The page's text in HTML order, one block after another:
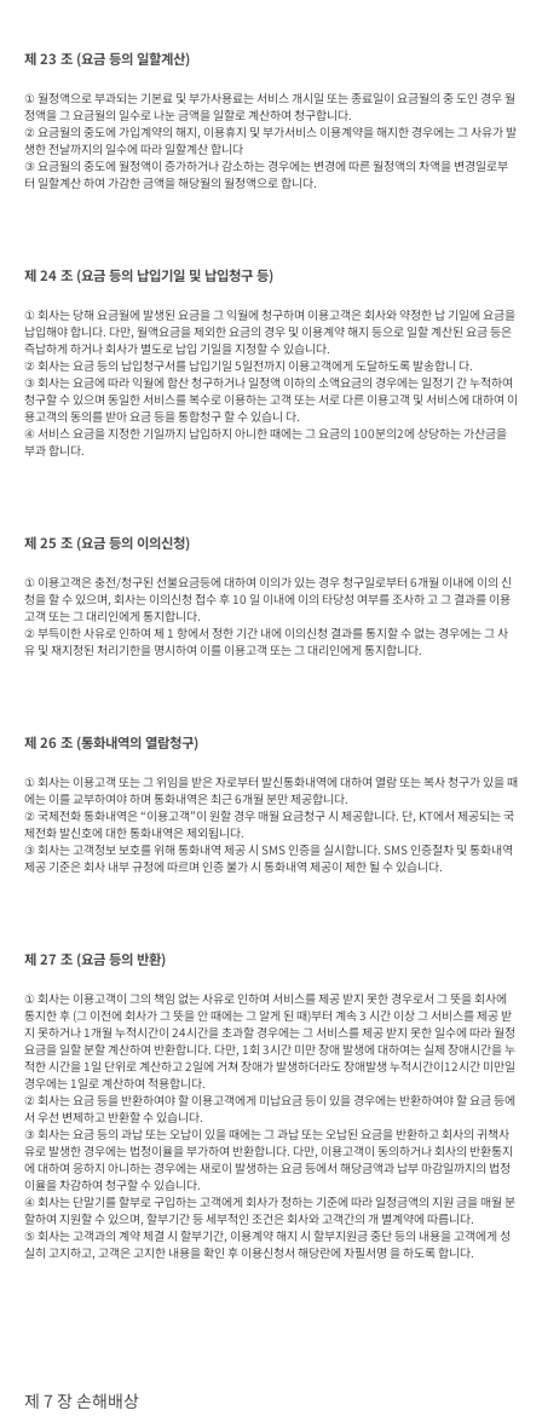
제 23 조 (요금 등의 일할계산)
① 월정액으로 부과되는 기본료 및 부가사용료는 서비스 개시일 또는 종료일이 요금월의 중 도인 경우 월
정액을 그 요금월의 일수로 나눈 금액을 일할로 계산하여 청구합니다.
② 요금월의 중도에 가입계약의 해지, 이용휴지 및 부가서비스 이용계약을 해지한 경우에는 그 사유가 발
생한 전날까지의 일수에 따라 일할계산 합니다
③ 요금월의 중도에 월정액이 증가하거나 감소하는 경우에는 변경에 따른 월정액의 차액을 변경일로부
터 일할계산 하여 가감한 금액을 해당월의 월정액으로 합니다.
제 24 조 (요금 등의 납입기일 및 납입청구 등)
① 회사는 당해 요금월에 발생된 요금을 그 익월에 청구하며 이용고객은 회사와 약정한 납 기일에 요금을
납입해야 합니다. 다만, 월액요금을 제외한 요금의 경우 및 이용계약 해지 등으로 일할 계산된 요금 등은
즉납하게 하거나 회사가 별도로 납입 기일을 지정할 수 있습니다.
② 회사는 요금 등의 납입청구서를 납입기일 5일전까지 이용고객에게 도달하도록 발송합니 다.
③ 회사는 요금에 따라 익월에 합산 청구하거나 일정액 이하의 소액요금의 경우에는 일정기 간 누적하여
청구할 수 있으며 동일한 서비스를 복수로 이용하는 고객 또는 서로 다른 이용고객 및 서비스에 대하여 이
용고객의 동의를 받아 요금 등을 통합청구 할 수 있습니 다.
④ 서비스 요금을 지정한 기일까지 납입하지 아니한 때에는 그 요금의 100분의2에 상당하는 가산금을
부과 합니다.
제 25 조 (요금 등의 이의신청)
① 이용고객은 충전/청구된 선불요금등에 대하여 이의가 있는 경우 청구일로부터 6개월 이내에 이의 신
청을 할 수 있으며, 회사는 이의신청 접수 후 10 일 이내에 이의 타당성 여부를 조사하 고 그 결과를 이용
고객 또는 그 대리인에게 통지합니다.
② 부득이한 사유로 인하여 제 1 항에서 정한 기간 내에 이의신청 결과를 통지할 수 없는 경우에는 그 사
유 및 재지정된 처리기한을 명시하여 이를 이용고객 또는 그 대리인에게 통지합니다.
제 26 조 (통화내역의 열람청구)
① 회사는 이용고객 또는 그 위임을 받은 자로부터 발신통화내역에 대하여 열람 또는 복사 청구가 있을 때
에는 이를 교부하여야 하며 통화내역은 최근 6개월 분만 제공합니다.
② 국제전화 통화내역은 “이용고객”이 원할 경우 매월 요금청구 시 제공합니다. 단, KT에서 제공되는 국
제전화 발신호에 대한 통화내역은 제외됩니다.
③ 회사는 고객정보 보호를 위해 통화내역 제공 시 SMS 인증을 실시합니다. SMS 인증절차 및 통화내역
제공 기준은 회사 내부 규정에 따르며 인증 불가 시 통화내역 제공이 제한 될 수 있습니다.
제 27 조 (요금 등의 반환)
① 회사는 이용고객이 그의 책임 없는 사유로 인하여 서비스를 제공 받지 못한 경우로서 그 뜻을 회사에
통지한 후 (그 이전에 회사가 그 뜻을 안 때에는 그 알게 된 때)부터 계속 3 시간 이상 그 서비스를 제공 받
지 못하거나 1개월 누적시간이 24시간을 초과할 경우에는 그 서비스를 제공 받지 못한 일수에 따라 월정
요금을 일할 분할 계산하여 반환합니다. 다만, 1회 3시간 미만 장애 발생에 대하여는 실제 장애시간을 누
적한 시간을 1일 단위로 계산하고 2일에 거쳐 장애가 발생하더라도 장애발생 누적시간이12시간 미만일
경우에는 1일로 계산하여 적용합니다.
② 회사는 요금 등을 반환하여야 할 이용고객에게 미납요금 등이 있을 경우에는 반환하여야 할 요금 등에
서 우선 변제하고 반환할 수 있습니다.
③ 회사는 요금 등의 과납 또는 오납이 있을 때에는 그 과납 또는 오납된 요금을 반환하고 회사의 귀책사
유로 발생한 경우에는 법정이율을 부가하여 반환합니다. 다만, 이용고객이 동의하거나 회사의 반환통지
에 대하여 응하지 아니하는 경우에는 새로이 발생하는 요금 등에서 해당금액과 납부 마감일까지의 법정
이율을 차감하여 청구할 수 있습니다.
④ 회사는 단말기를 할부로 구입하는 고객에게 회사가 정하는 기준에 따라 일정금액의 지원 금을 매월 분
할하여 지원할 수 있으며, 할부기간 등 세부적인 조건은 회사와 고객간의 개 별계약에 따릅니다.
⑤ 회사는 고객과의 계약 체결 시 할부기간, 이용계약 해지 시 할부지원금 중단 등의 내용을 고객에게 성
실히 고지하고, 고객은 고지한 내용을 확인 후 이용신청서 해당란에 자필서명 을 하도록 합니다.
제 7 장 손해배상